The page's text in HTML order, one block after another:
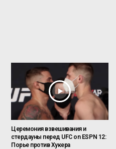
Церемония взвешивания и
стердауны перед UFC on ESPN 12:
Порье против Хукера